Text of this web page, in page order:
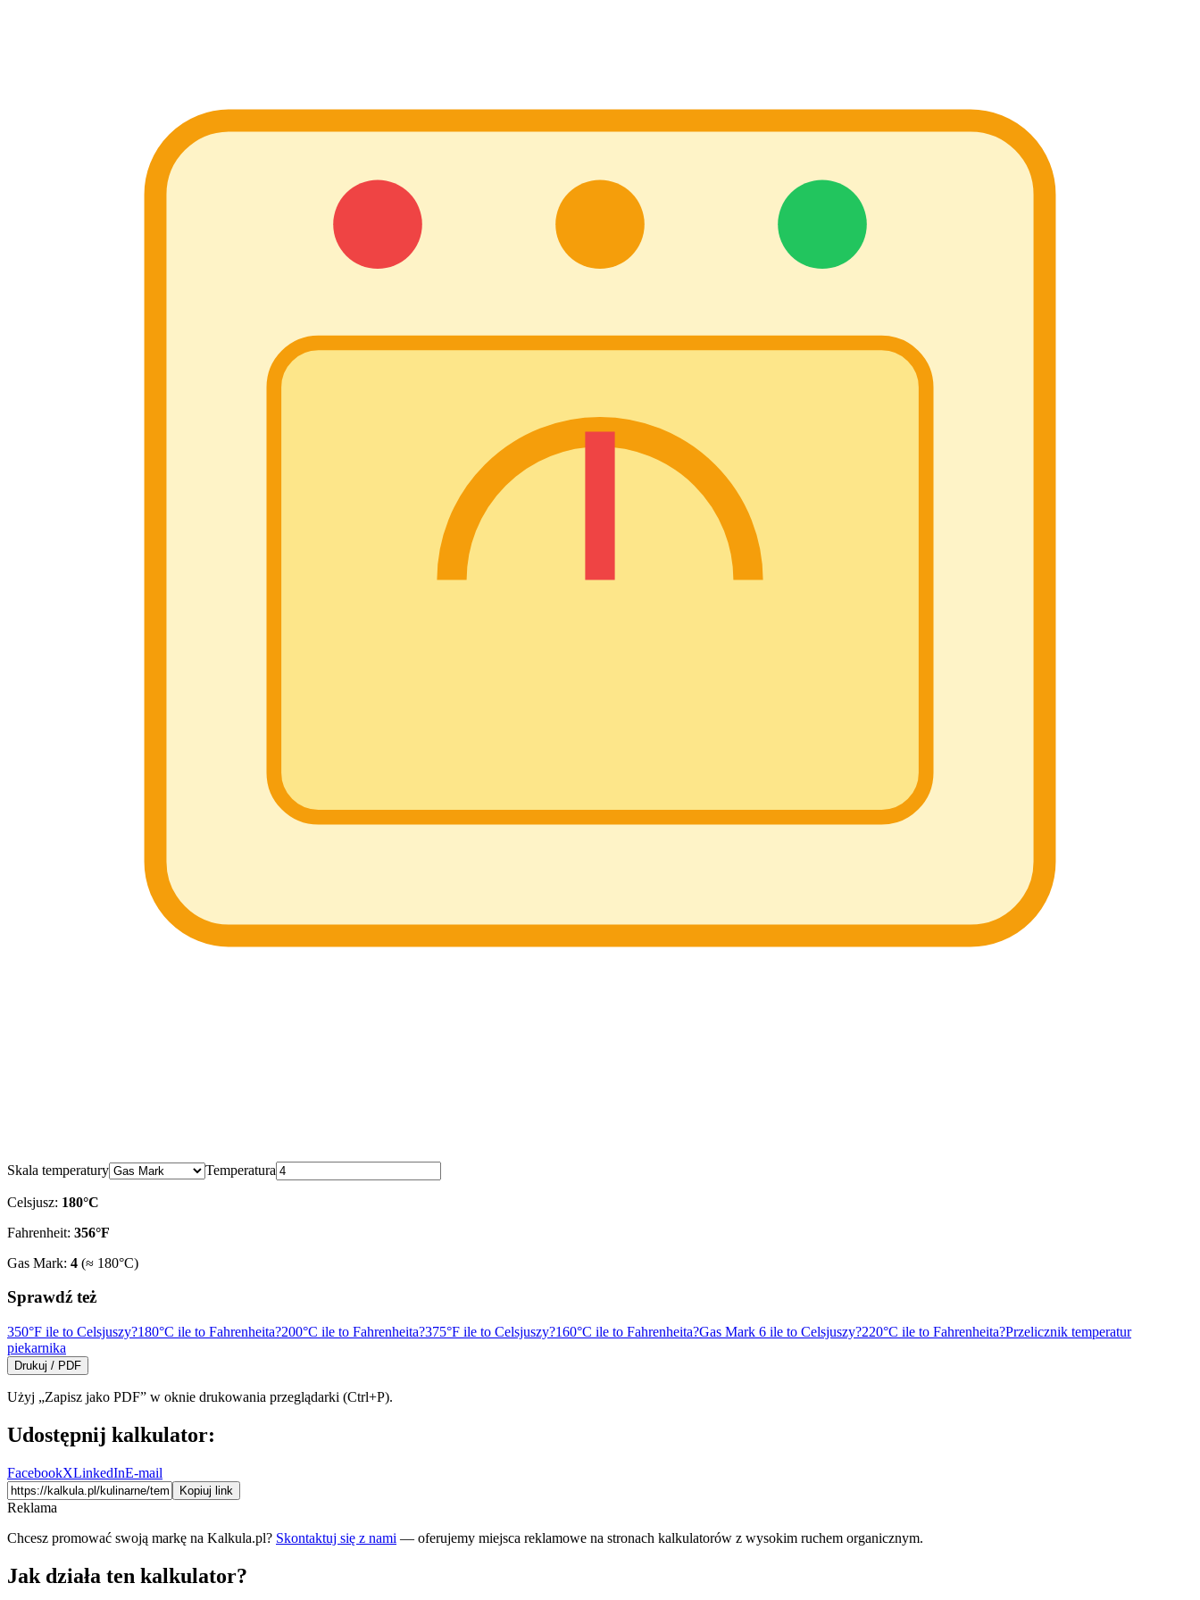
Skala temperatury Temperatura
Celsjusz: 180°C
Fahrenheit: 356°F
Gas Mark: 4 (≈ 180°C)
Sprawdź też
350°F ile to Celsjuszy?180°C ile to Fahrenheita?200°C ile to Fahrenheita?375°F ile to Celsjuszy?160°C ile to Fahrenheita?Gas Mark 6 ile to Celsjuszy?220°C ile to Fahrenheita?Przelicznik temperatur
piekarnika
Drukuj / PDF
Użyj „Zapisz jako PDF” w oknie drukowania przeglądarki (Ctrl+P).
Udostępnij kalkulator:
FacebookXLinkedInE-mail
Kopiuj link
Reklama
Chcesz promować swoją markę na Kalkula.pl? Skontaktuj się z nami — oferujemy miejsca reklamowe na stronach kalkulatorów z wysokim ruchem organicznym.
Jak działa ten kalkulator?